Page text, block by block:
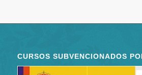
CURSOS SUBVENCIONADOS